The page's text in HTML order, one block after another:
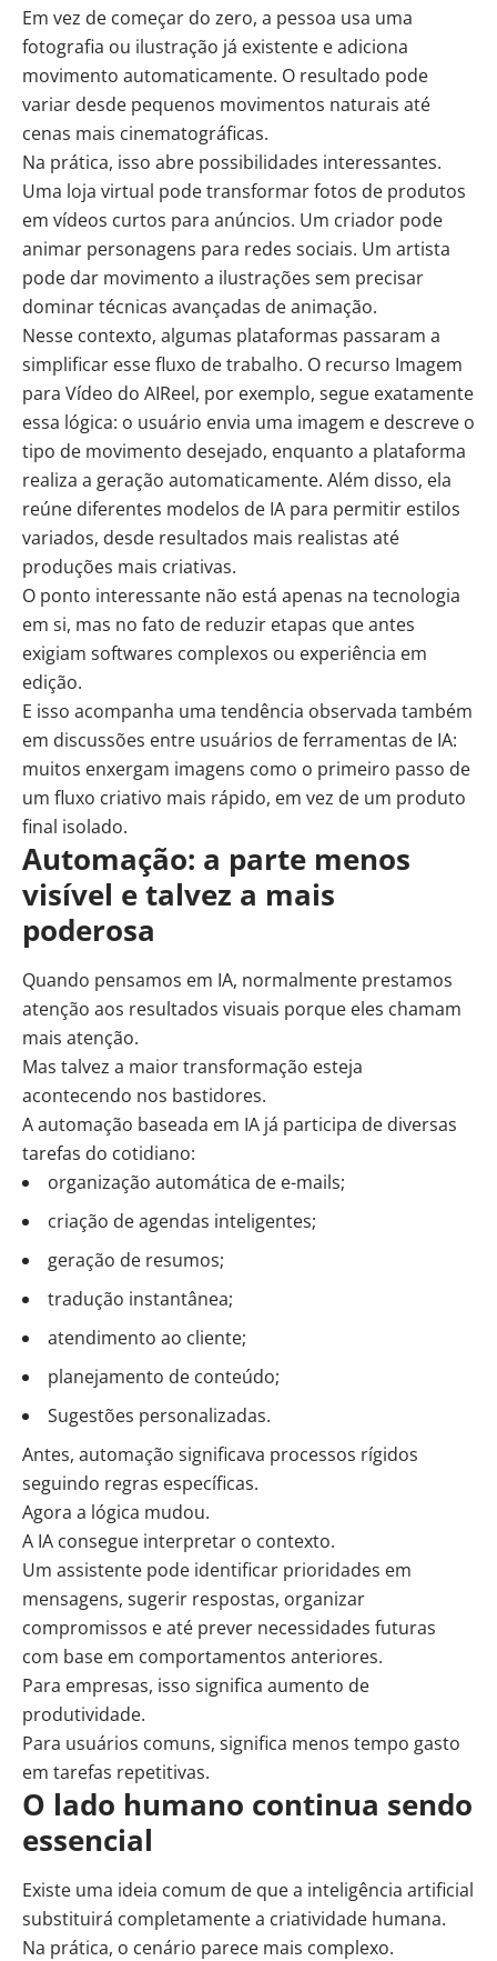
Em vez de começar do zero, a pessoa usa uma
fotografia ou ilustração já existente e adiciona
movimento automaticamente. O resultado pode
variar desde pequenos movimentos naturais até
cenas mais cinematográficas.
Na prática, isso abre possibilidades interessantes.
Uma loja virtual pode transformar fotos de produtos
em vídeos curtos para anúncios. Um criador pode
animar personagens para redes sociais. Um artista
pode dar movimento a ilustrações sem precisar
dominar técnicas avançadas de animação.
Nesse contexto, algumas plataformas passaram a
simplificar esse fluxo de trabalho. O recurso Imagem
para Vídeo do AIReel, por exemplo, segue exatamente
essa lógica: o usuário envia uma imagem e descreve o
tipo de movimento desejado, enquanto a plataforma
realiza a geração automaticamente. Além disso, ela
reúne diferentes modelos de IA para permitir estilos
variados, desde resultados mais realistas até
produções mais criativas.
O ponto interessante não está apenas na tecnologia
em si, mas no fato de reduzir etapas que antes
exigiam softwares complexos ou experiência em
edição.
E isso acompanha uma tendência observada também
em discussões entre usuários de ferramentas de IA:
muitos enxergam imagens como o primeiro passo de
um fluxo criativo mais rápido, em vez de um produto
final isolado.
Automação: a parte menos
visível e talvez a mais
poderosa
Quando pensamos em IA, normalmente prestamos
atenção aos resultados visuais porque eles chamam
mais atenção.
Mas talvez a maior transformação esteja
acontecendo nos bastidores.
A automação baseada em IA já participa de diversas
tarefas do cotidiano:
organização automática de e-mails;
criação de agendas inteligentes;
geração de resumos;
tradução instantânea;
atendimento ao cliente;
planejamento de conteúdo;
Sugestões personalizadas.
Antes, automação significava processos rígidos
seguindo regras específicas.
Agora a lógica mudou.
A IA consegue interpretar o contexto.
Um assistente pode identificar prioridades em
mensagens, sugerir respostas, organizar
compromissos e até prever necessidades futuras
com base em comportamentos anteriores.
Para empresas, isso significa aumento de
produtividade.
Para usuários comuns, significa menos tempo gasto
em tarefas repetitivas.
O lado humano continua sendo
essencial
Existe uma ideia comum de que a inteligência artificial
substituirá completamente a criatividade humana.
Na prática, o cenário parece mais complexo.